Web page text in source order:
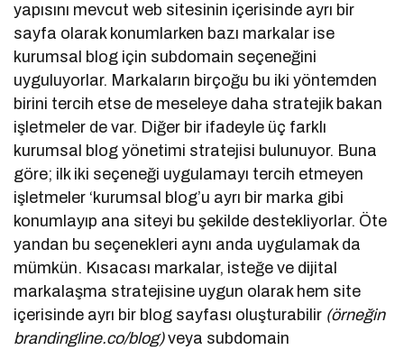
yapısını mevcut web sitesinin içerisinde ayrı bir
sayfa olarak konumlarken bazı markalar ise
kurumsal blog için subdomain seçeneğini
uyguluyorlar. Markaların birçoğu bu iki yöntemden
birini tercih etse de meseleye daha stratejik bakan
işletmeler de var. Diğer bir ifadeyle üç farklı
kurumsal blog yönetimi stratejisi bulunuyor. Buna
göre; ilk iki seçeneği uygulamayı tercih etmeyen
işletmeler ‘kurumsal blog’u ayrı bir marka gibi
konumlayıp ana siteyi bu şekilde destekliyorlar. Öte
yandan bu seçenekleri aynı anda uygulamak da
mümkün. Kısacası markalar, isteğe ve dijital
markalaşma stratejisine uygun olarak hem site
içerisinde ayrı bir blog sayfası oluşturabilir (örneğin
brandingline.co/blog)veya subdomain